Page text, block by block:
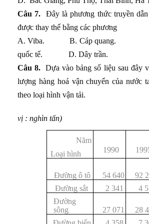
Câu 7. Đây là phương thức truyền
được thay thế bằng các phương
A. Viba. B. Cáp quang.
quốc tế. D. Dây trần.
Câu 8. Dựa vào bảng số liệu sau đây
lượng hàng hoá vận chuyển của nước
theo loại hình vận tải.
vị : nghìn tấn)
Năm
Loại hình
1990
Đường ô tô 54 640 92
Đường sắt
2 341 4
Đường
sông
27 071 28